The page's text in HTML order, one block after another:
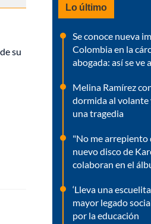
su
Lo último
Se conoce nueva
Colombia en la
abogada: así se ve
Melina Ramírez
dormida al volante
una tragedia
"No me arrepiento
nuevo disco de
colaboran en el
‘Lleva una
mayor legado
por la educación